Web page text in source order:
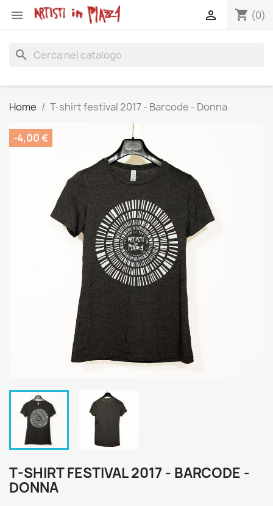
 shopping_cart (0)

search
Home T-shirt festival 2017 - Barcode - Donna
-4,00 €
T-SHIRT FESTIVAL 2017 - BARCODE -
DONNA